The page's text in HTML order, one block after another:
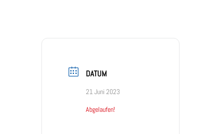
DATUM
21 Juni 2023
Abgelaufen!